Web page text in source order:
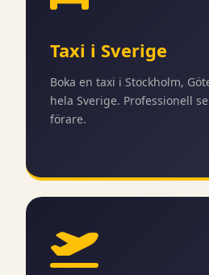
Taxi i Sverige
Boka en taxi i Stockholm,
hela Sverige. Professionell
förare.